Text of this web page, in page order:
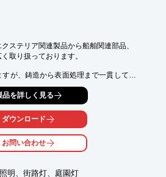
ステリア関連製品から船舶関連部品、
取り扱っております。
が、鋳造から表面処理まで一貫して受
応いたします。
ンハンドル(水、空気、音等を遮断する
なっております。
問い合わせください。
ードして頂くか、お問い合わせくださ
品を詳しく見る
ダウンロード
お問い合わせ
明、街路灯、庭園灯